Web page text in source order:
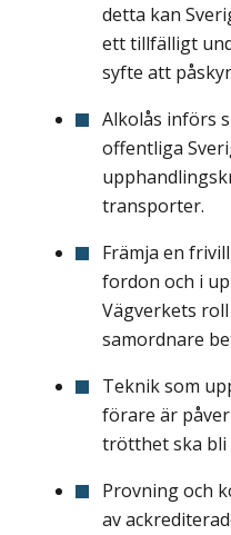
detta kan
ett tillfälligt
syfte att
Alkolås införs
offentliga
transporter.
Främja en
fordon och i
Vägverkets
samordnare
Teknik som
förare är
trötthet ska bli
Provning och
av